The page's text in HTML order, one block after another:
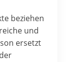
beziehen
und
ersetzt